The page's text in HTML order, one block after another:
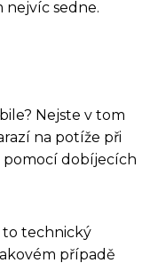
nejvíc sedne.
Nejste v tom
na potíže při
dobíjecích
to technický
případě